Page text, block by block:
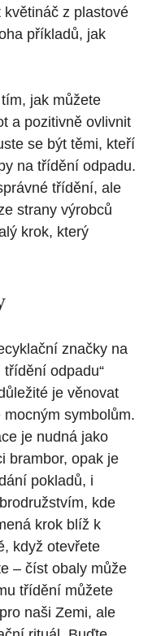
z plastové
příkladů, jak
jak můžete
a pozitivně ovlivnit
se být těmi, kteří
na třídění odpadu.
třídění, ale
strany výrobců
krok, který
značky na
odpadu“
je věnovat
symbolům.
je nudná jako
brambor, opak je
pokladů, i
kde
krok blíž k
když otevřete
– číst obaly může
třídění můžete
naši Zemi, ale